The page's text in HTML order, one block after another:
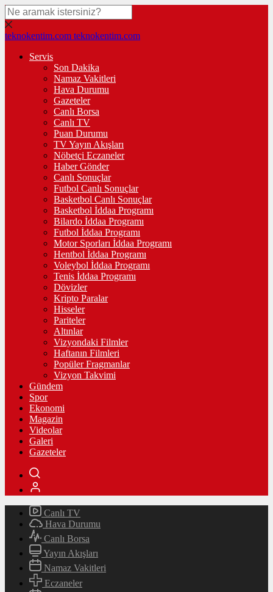
teknokentim.com teknokentim.com
Servis
Son Dakika
Namaz Vakitleri
Hava Durumu
Gazeteler
Canlı Borsa
Canlı TV
Puan Durumu
TV Yayın Akışları
Nöbetçi Eczaneler
Haber Gönder
Canlı Sonuçlar
Futbol Canlı Sonuçlar
Basketbol Canlı Sonuçlar
Basketbol İddaa Programı
Bilardo İddaa Programı
Futbol İddaa Programı
Motor Sporları İddaa Programı
Hentbol İddaa Programı
Voleybol İddaa Programı
Tenis İddaa Programı
Dövizler
Kripto Paralar
Hisseler
Pariteler
Altınlar
Vizyondaki Filmler
Haftanın Filmleri
Popüler Fragmanlar
Vizyon Takvimi
Gündem
Spor
Ekonomi
Magazin
Videolar
Galeri
Gazeteler
Canlı TV
Hava Durumu
Canlı Borsa
Yayın Akışları
Namaz Vakitleri
Eczaneler